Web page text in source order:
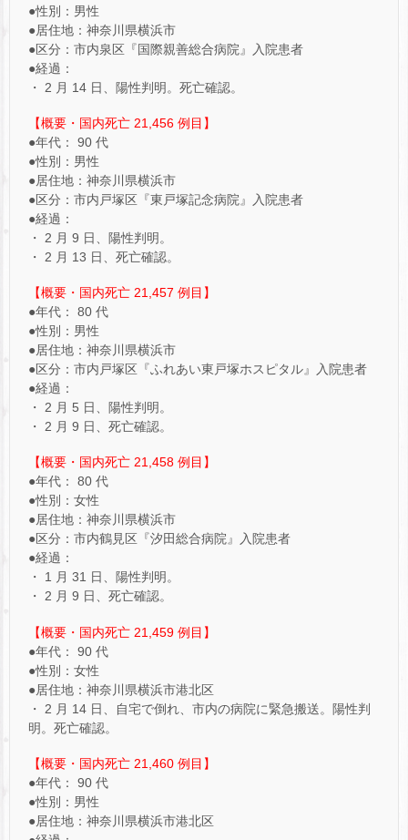
●性別：男性
●居住地：神奈川県横浜市
●区分：市内泉区『国際親善総合病院』入院患者
●経過：
・ 2 月 14 日、陽性判明。死亡確認。
【概要・国内死亡 21,456 例目】
●年代： 90 代
●性別：男性
●居住地：神奈川県横浜市
●区分：市内戸塚区『東戸塚記念病院』入院患者
●経過：
・ 2 月 9 日、陽性判明。
・ 2 月 13 日、死亡確認。
【概要・国内死亡 21,457 例目】
●年代： 80 代
●性別：男性
●居住地：神奈川県横浜市
●区分：市内戸塚区『ふれあい東戸塚ホスピタル』入院患者
●経過：
・ 2 月 5 日、陽性判明。
・ 2 月 9 日、死亡確認。
【概要・国内死亡 21,458 例目】
●年代： 80 代
●性別：女性
●居住地：神奈川県横浜市
●区分：市内鶴見区『汐田総合病院』入院患者
●経過：
・ 1 月 31 日、陽性判明。
・ 2 月 9 日、死亡確認。
【概要・国内死亡 21,459 例目】
●年代： 90 代
●性別：女性
●居住地：神奈川県横浜市港北区
・ 2 月 14 日、自宅で倒れ、市内の病院に緊急搬送。陽性判
明。死亡確認。
【概要・国内死亡 21,460 例目】
●年代： 90 代
●性別：男性
●居住地：神奈川県横浜市港北区